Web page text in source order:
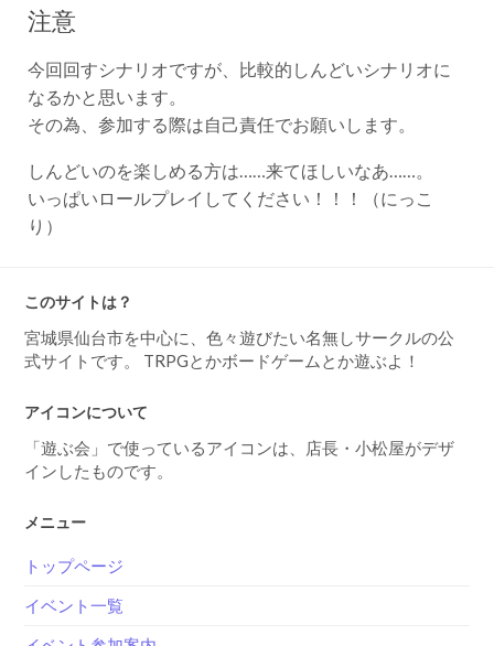
注意
今回回すシナリオですが、比較的しんどいシナリオに
なるかと思います。
その為、参加する際は自己責任でお願いします。
しんどいのを楽しめる方は……来てほしいなあ……。
いっぱいロールプレイしてください！！！（にっこ
り）
このサイトは？
宮城県仙台市を中心に、色々遊びたい名無しサークルの公
式サイトです。 TRPGとかボードゲームとか遊ぶよ！
アイコンについて
「遊ぶ会」で使っているアイコンは、店長・小松屋がデザ
インしたものです。
メニュー
トップページ
イベント一覧
イベント参加案内